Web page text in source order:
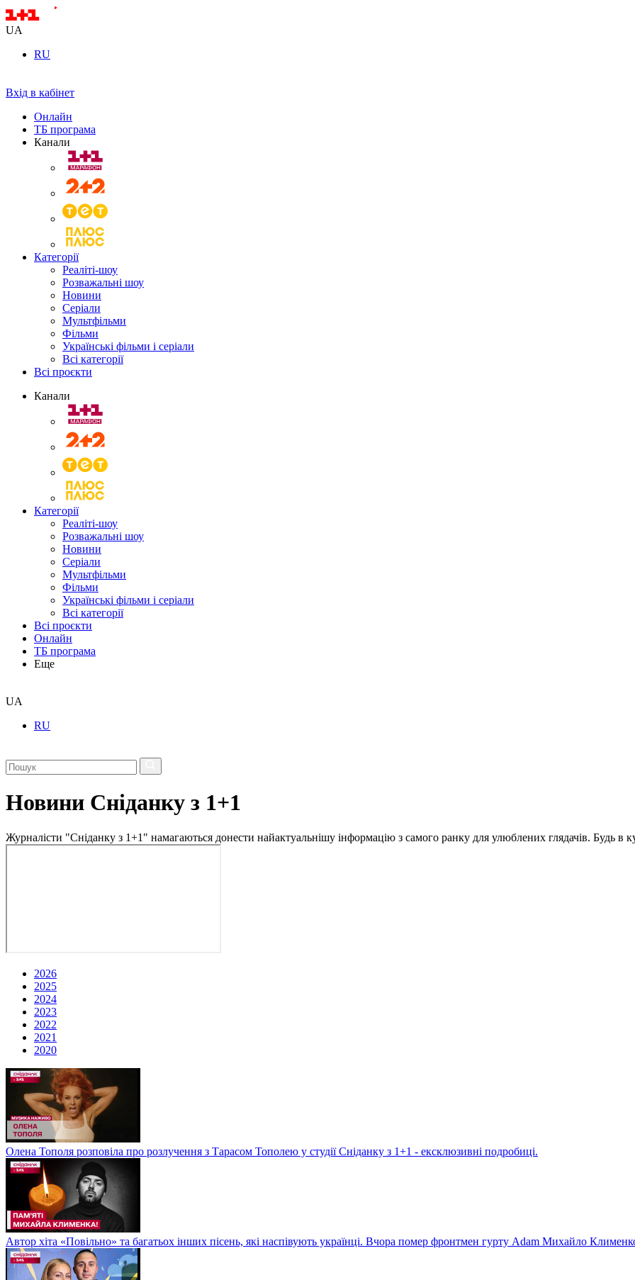
UA
RU
Вхід в кабінет
Онлайн
ТБ програма
Канали
Категорії
Реаліті-шоу
Розважальні шоу
Новини
Серіали
Мультфільми
Фільми
Українські фільми і серіали
Всі категорії
Всі проєкти
Канали
Категорії
Реаліті-шоу
Розважальні шоу
Новини
Серіали
Мультфільми
Фільми
Українські фільми і серіали
Всі категорії
Всі проєкти
Онлайн
ТБ програма
Еще
UA
RU
Новини Сніданку з 1+1
Журналісти "Сніданку з 1+1" намагаються донести найактуальнішу інформацію з самого ранку для улюблених глядачів. Будь в
2026
2025
2024
2023
2022
2021
2020
Олена Тополя розповіла про розлучення з Тарасом Тополею у студії Сніданку з 1+1 - ексклюзивні подробиці.
Автор хіта «Повільно» та багатьох інших пісень, які наспівують українці. Вчора помер фронтмен гурту Adam Михайло